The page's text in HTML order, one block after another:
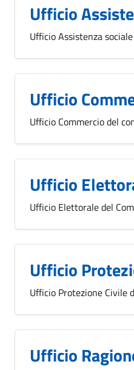
Ufficio
Ufficio Assistenza
Ufficio
Ufficio Commercio del
Ufficio
Ufficio Elettorale del
Ufficio
Ufficio Protezione Civile
Ufficio